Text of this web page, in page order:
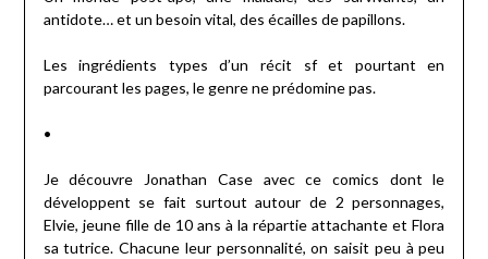
antidote… et un besoin vital, des écailles de papillons.
Les ingrédients types d’un récit sf et pourtant en
parcourant les pages, le genre ne prédomine pas.
•
Je découvre Jonathan Case avec ce comics dont le
développent se fait surtout autour de 2 personnages,
Elvie, jeune fille de 10 ans à la répartie attachante et Flora
sa tutrice. Chacune leur personnalité, on saisit peu à peu